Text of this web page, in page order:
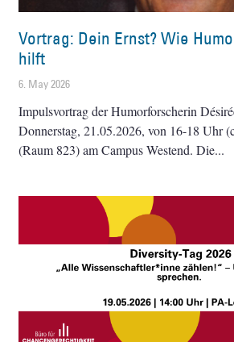
Vortrag: Dein Ernst? Wie
hilft
6. May 2026
Impulsvortrag der Humorforscherin
Donnerstag, 21.05.2026, von 16-18 Uhr
(Raum 823) am Campus Westend. Die